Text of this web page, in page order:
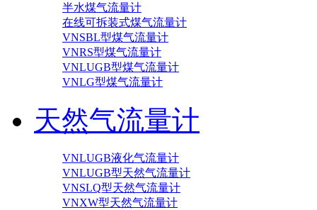
半水煤气流量计
在线可拆装式煤气流量计
VNSBL型煤气流量计
VNRS型煤气流量计
VNLUGB型煤气流量计
VNLG型煤气流量计
天然气流量计
VNLUGB液化气流量计
VNLUGB型天然气流量计
VNSLQ型天然气流量计
VNXW型天然气流量计